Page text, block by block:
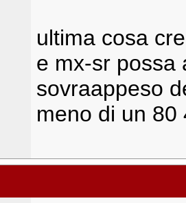
ultima cosa
e mx-sr possa
sovraappeso
meno di un 80